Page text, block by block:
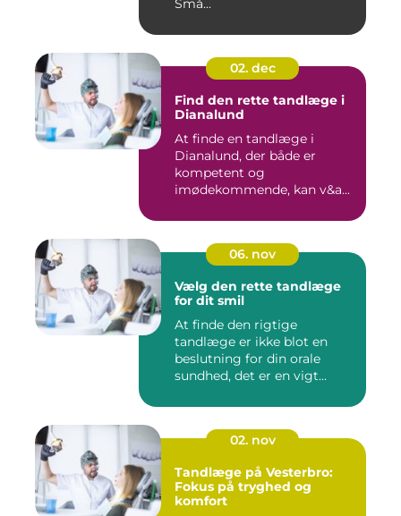
Små...
02. dec
Find den rette tandlæge i
Dianalund
At finde en tandlæge i
Dianalund, der både er
kompetent og
imødekommende, kan v&a...
06. nov
Vælg den rette tandlæge
for dit smil
At finde den rigtige
tandlæge er ikke blot en
beslutning for din orale
sundhed, det er en vigt...
02. nov
Tandlæge på Vesterbro:
Fokus på tryghed og
komfort